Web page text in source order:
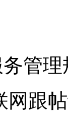
管理
网跟